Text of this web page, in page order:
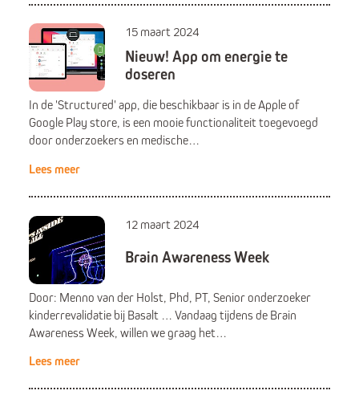
15 maart 2024
Nieuw! App om energie te
doseren
In de 'Structured' app, die beschikbaar is in de Apple of
Google Play store, is een mooie functionaliteit toegevoegd
door onderzoekers en medische…
Lees meer
12 maart 2024
Brain Awareness Week
Door: Menno van der Holst, Phd, PT, Senior onderzoeker
kinderrevalidatie bij Basalt … Vandaag tijdens de Brain
Awareness Week, willen we graag het…
Lees meer